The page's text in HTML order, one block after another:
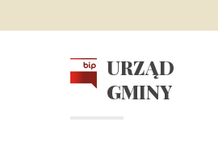
URZĄD
GMINY